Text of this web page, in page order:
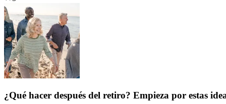
¿Qué hacer después del retiro? Empieza por estas